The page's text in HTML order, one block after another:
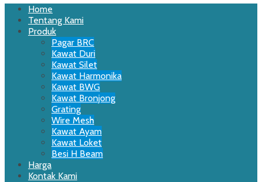
Primary
Menu
Skip
content
Home
Tentang Kami
Produk
Pagar BRC
Kawat Duri
Kawat Silet
Kawat Harmonika
Kawat BWG
Kawat Bronjong
Grating
Wire Mesh
Kawat Ayam
Kawat Loket
Besi H Beam
Harga
Kontak Kami